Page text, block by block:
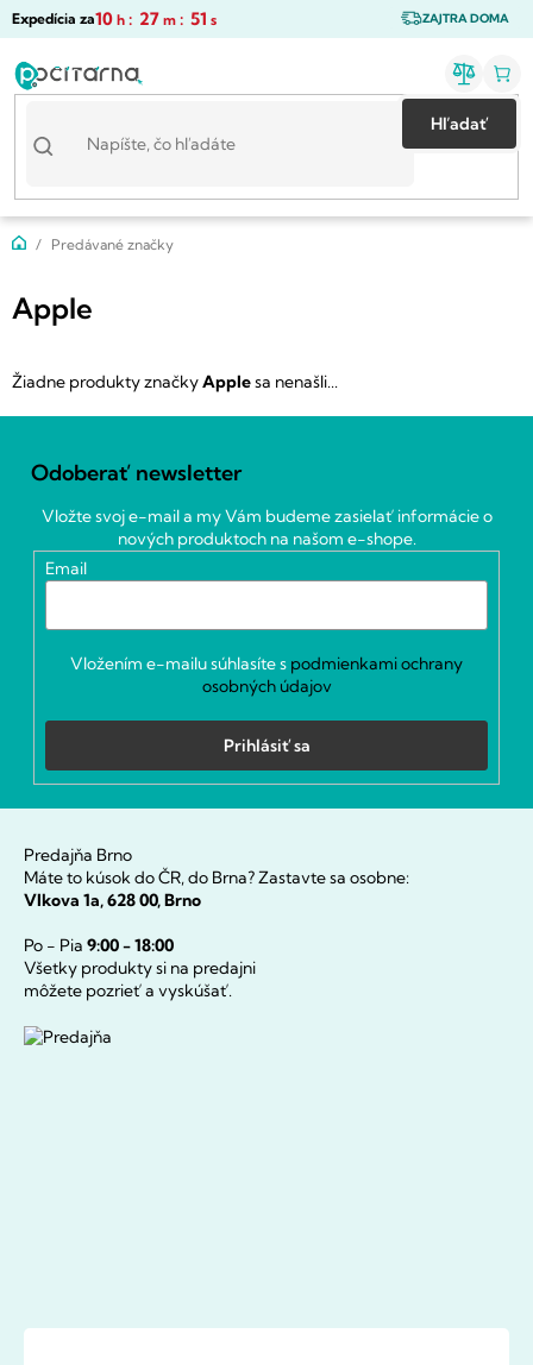
Prejsť
ZAJTRA DOMA
Expedícia za10 h : 27 m : 51 s
Hľadať
DomovPredávané značky
Apple
Žiadne produkty značkyApplesa nenašli...
Odoberať newsletter
Vložte svoj e-mail a my Vám budeme zasielať informácie o
nových produktoch na našom e-shope.
Email
Vložením e-mailu súhlasíte s podmienkami ochrany
osobných údajov
Prihlásiť sa
Predajňa Brno
Máte to kúsok do ČR, do Brna? Zastavte sa osobne:
Vlkova 1a, 628 00, Brno
Po - Pia 9:00 - 18:00
Všetky produkty si na predajni
môžete pozrieť a vyskúšať.